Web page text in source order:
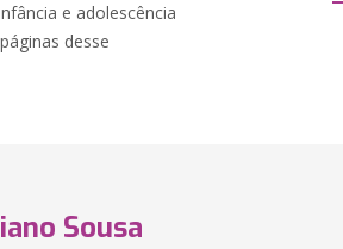
e adolescência
desse
Sousa